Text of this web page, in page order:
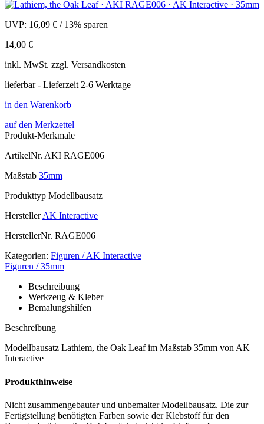
UVP: 16,09 € / 13% sparen
14,00 €
inkl. MwSt. zzgl. Versandkosten
lieferbar - Lieferzeit 2-6 Werktage
in den Warenkorb
auf den Merkzettel
Produkt-Merkmale
ArtikelNr. AKI RAGE006
Maßstab 35mm
Produkttyp Modellbausatz
Hersteller AK Interactive
HerstellerNr. RAGE006
Kategorien: Figuren / AK Interactive
Figuren / 35mm
Beschreibung
Werkzeug & Kleber
Bemalungshilfen
Beschreibung
Modellbausatz Lathiem, the Oak Leaf im Maßstab 35mm von AK
Interactive
Produkthinweise
Nicht zusammengebauter und unbemalter Modellbausatz. Die zur
Fertigstellung benötigten Farben sowie der Klebstoff für den